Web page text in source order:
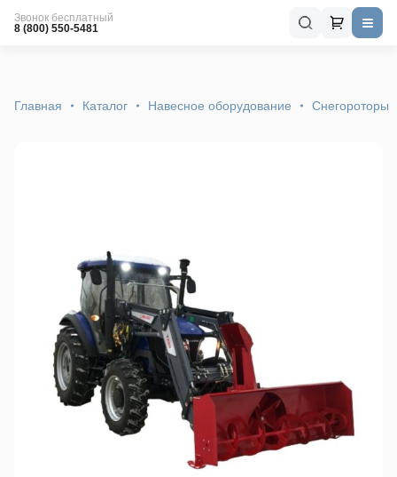
Звонок бесплатный
8 (800) 550-5481
Главная Каталог Навесное оборудование Снегороторы